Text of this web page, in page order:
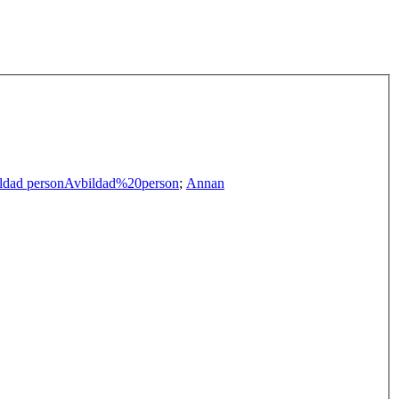
personAvbildad%20person; Annan